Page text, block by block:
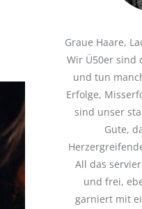
Graue Haare,
Wir Ü50er sind
und tun
Erfolge,
sind unser
Gute,
All das
und frei,
garniert mit